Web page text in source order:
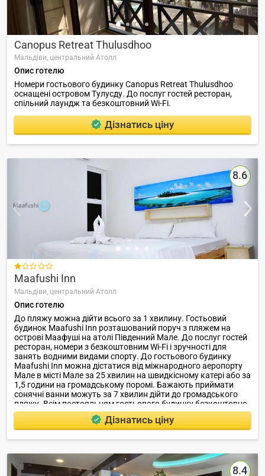
Canopus Retreat Thulusdhoo
Мальдіви, центральний Атолл
Опис готелю
Номери гостьового будинку Canopus Retreat Thulusdhoo
оснащені островом Тулусду. До послуг гостей ресторан,
спільний лаундж та безкоштовний Wi-Fi.
Дізнатись ціну
8.6

Maafushi Inn
Мальдіви, центральний Атолл
Опис готелю
До пляжу можна дійти всього за 1 хвилину. Гостьовий
будинок Maafushi Inn розташований поруч з пляжем на
острові Маафуші на атолі Південний Мале. До послуг гостей
ресторан, номери з безкоштовним Wi-Fi і зручності для
занять водними видами спорту. До гостьового будинку
Maafushi Inn можна дістатися від міжнародного аеропорту
Мале в місті Мале за 25 хвилин на швидкісному катері або за
1,5 години на громадському поромі. Бажають приймати
сонячні ванни можуть за 7 хвилин дійти до громадського
пляжу. Всім постояльцям гостьового будинку безкоштовно
надається обладнання для безмоторних водних видів
активного відпочинку.Дізнатись ціну
8.4